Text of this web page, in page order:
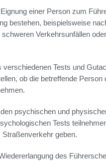
einer Person zum
bestehen, beispielsweise
Verkehrsunfällen
verschiedenen Tests und
ob die betreffende Person
psychischen und
Tests
geben.
des